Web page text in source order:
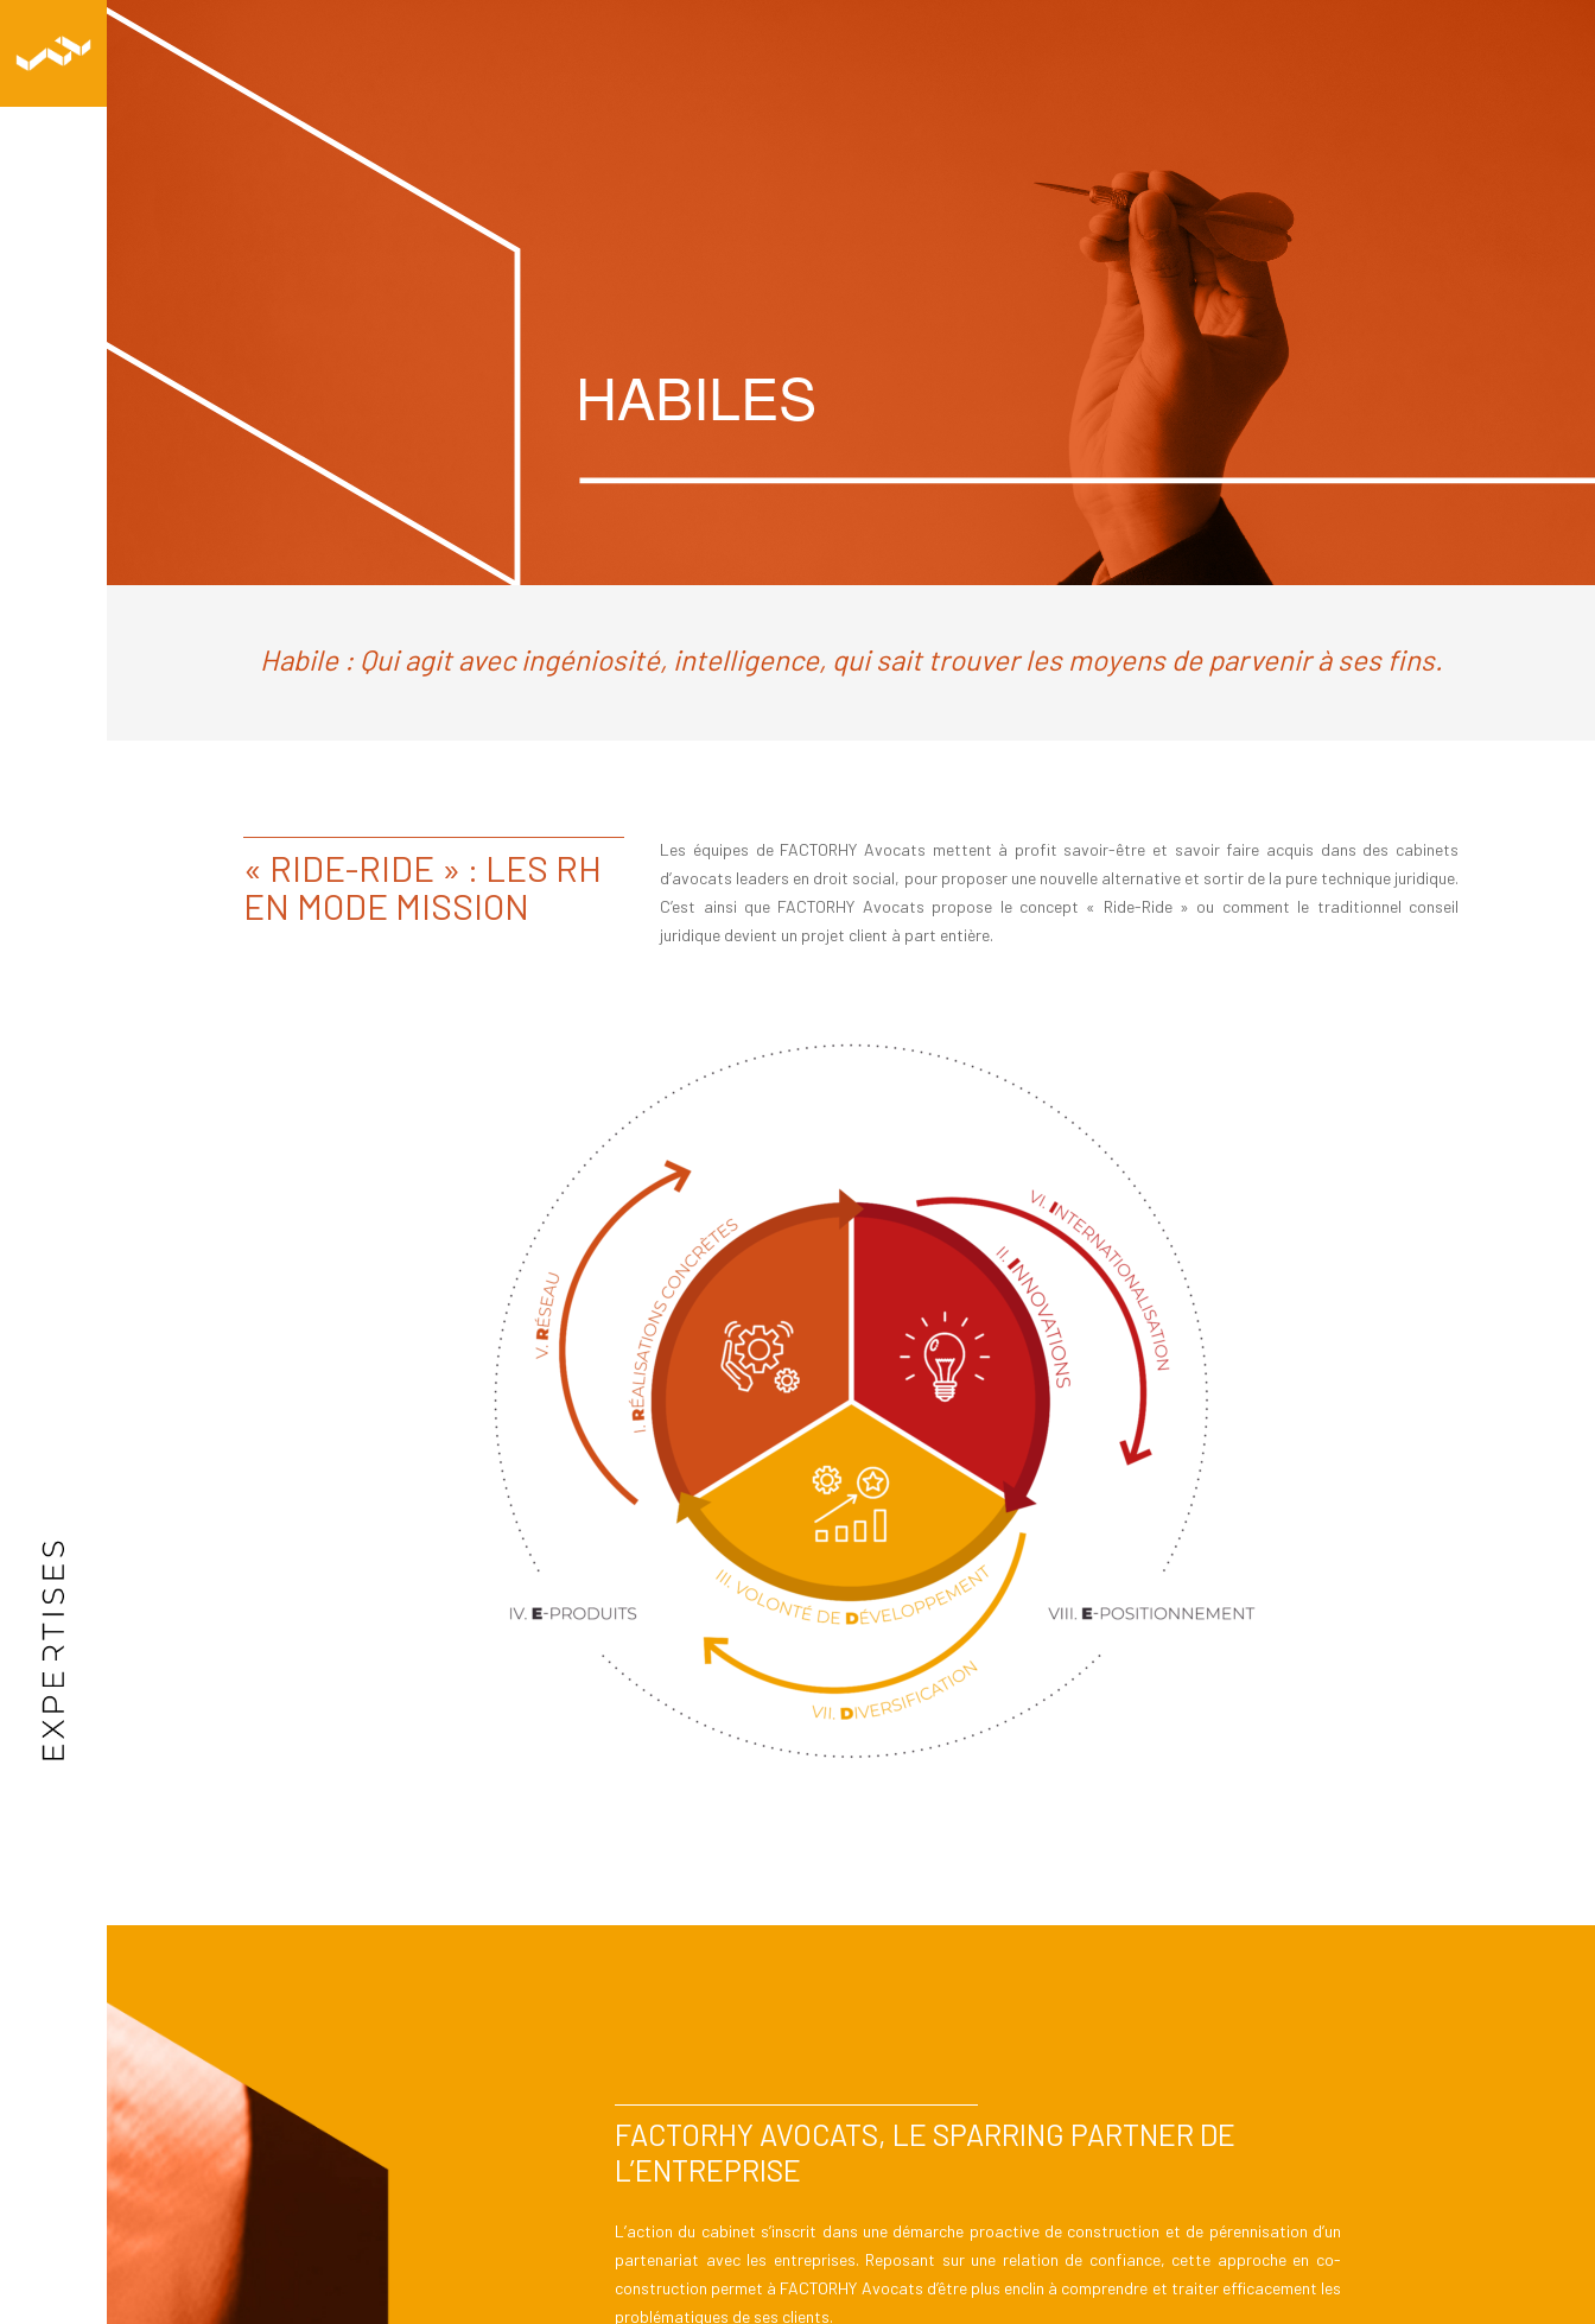
HABILES
Habile : Qui agit avec ingéniosité, intelligence, qui sait trouver les moyens de parvenir à ses fins.
« RIDE-RIDE » : LES RH
EN MODE MISSION
Les équipes de FACTORHY Avocats mettent à profit savoir-être et savoir faire acquis dans des cabinets
d’avocats leaders en droit social, pour proposer une nouvelle alternative et sortir de la pure technique juridique.
C’est ainsi que FACTORHY Avocats propose le concept « Ride-Ride » ou comment le traditionnel conseil
juridique devient un projet client à part entière.
FACTORHY AVOCATS, LE SPARRING PARTNER DE
L’ENTREPRISE
L’action du cabinet s’inscrit dans une démarche proactive de construction et de pérennisation d’un
partenariat avec les entreprises. Reposant sur une relation de confiance, cette approche en co-
construction permet à FACTORHY Avocats d’être plus enclin à comprendre et traiter efficacement les
problématiques de ses clients.